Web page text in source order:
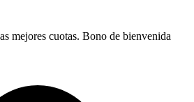
mejores cuotas. Bono de bienvenida